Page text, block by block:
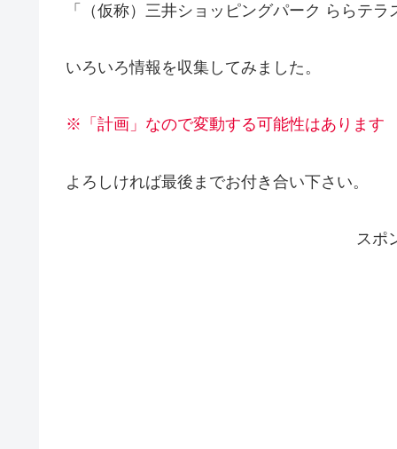
「（仮称）三井ショッピングパーク ららテラ
いろいろ情報を収集してみました。
※「計画」なので変動する可能性はあります
よろしければ最後までお付き合い下さい。
スポ